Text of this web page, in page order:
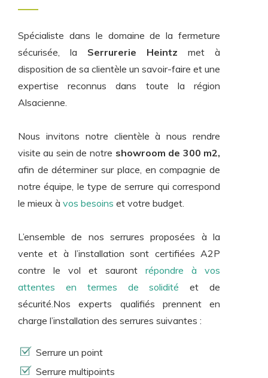
Spécialiste dans le domaine de la fermeture
sécurisée, la Serrurerie Heintz met à
disposition de sa clientèle un savoir-faire et une
expertise reconnus dans toute la région
Alsacienne.
Nous invitons notre clientèle à nous rendre
visite au sein de notre showroom de 300 m2,
afin de déterminer sur place, en compagnie de
notre équipe, le type de serrure qui correspond
le mieux à vos besoins et votre budget.
L’ensemble de nos serrures proposées à la
vente et à l’installation sont certifiées A2P
contre le vol et sauront répondre à vos
attentes en termes de solidité et de
sécurité.Nos experts qualifiés prennent en
charge l’installation des serrures suivantes :
Serrure un point
Serrure multipoints